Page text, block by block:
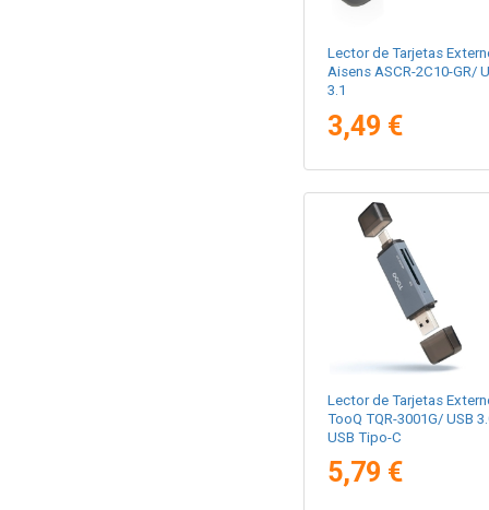
Lector de Tarjetas
Aisens ASCR-2C10-GR/
3.1
3,49 €
Lector de Tarjetas
TooQ TQR-3001G/ USB
USB Tipo-C
5,79 €